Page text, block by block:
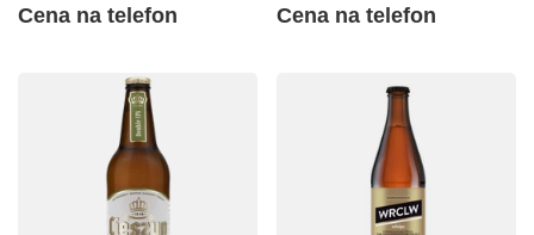
Cena na telefon Cena na telefon